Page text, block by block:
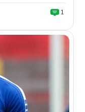
1